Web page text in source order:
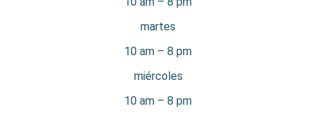
martes
10 am – 8 pm
miércoles
10 am – 8 pm